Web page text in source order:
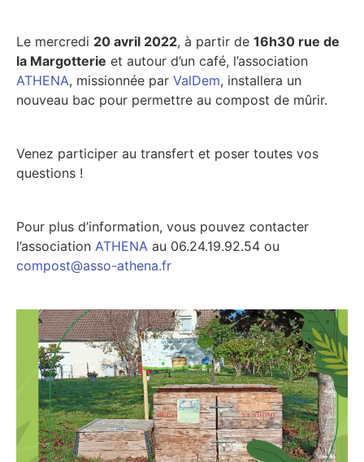
Le mercredi 20 avril 2022, à partir de 16h30 rue de
la Margotterie et autour d’un café, l’association
ATHENA, missionnée par ValDem, installera un
nouveau bac pour permettre au compost de mûrir.
Venez participer au transfert et poser toutes vos
questions !
Pour plus d’information, vous pouvez contacter
l’association ATHENA au 06.24.19.92.54 ou
compost@asso-athena.fr